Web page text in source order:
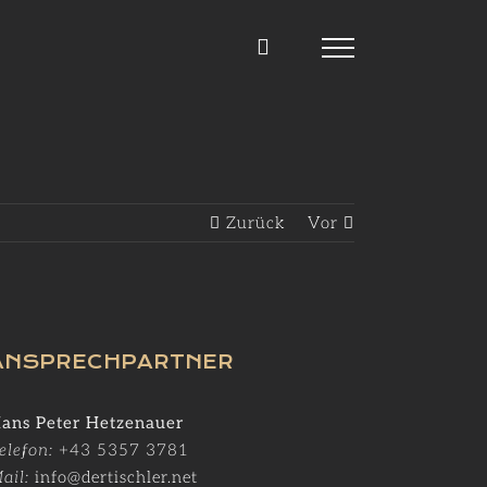
Zurück Vor
Peter Hetzenauer
+43 5357 3781
info@dertischler.net